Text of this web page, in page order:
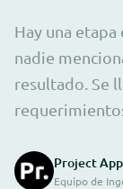
Hay una
nadie
resultado. Se
Project App
Equipo de